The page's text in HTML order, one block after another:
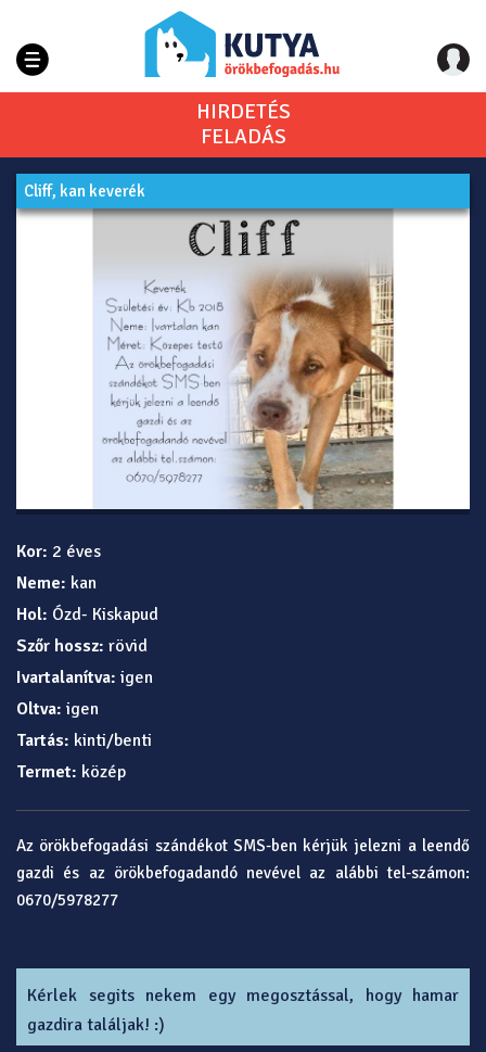
HIRDETÉS
FELADÁS
Cliff, kan keverék
Kor: 2 éves
Neme: kan
Hol: Ózd- Kiskapud
Szőr hossz: rövid
Ivartalanítva: igen
Oltva: igen
Tartás: kinti/benti
Termet: közép
Az örökbefogadási szándékot SMS-ben kérjük jelezni a leendő
gazdi és az örökbefogadandó nevével az alábbi tel-számon:
0670/5978277
Kérlek segits nekem egy megosztással, hogy hamar
gazdira találjak! :)